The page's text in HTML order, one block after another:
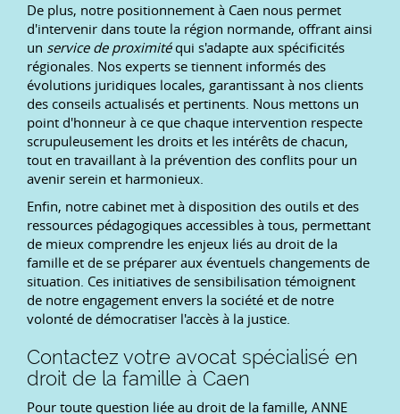
De plus, notre positionnement à Caen nous permet
d'intervenir dans toute la région normande, offrant ainsi
un service de proximitéqui s'adapte aux spécificités
régionales. Nos experts se tiennent informés des
évolutions juridiques locales, garantissant à nos clients
des conseils actualisés et pertinents. Nous mettons un
point d'honneur à ce que chaque intervention respecte
scrupuleusement les droits et les intérêts de chacun,
tout en travaillant à la prévention des conflits pour un
avenir serein et harmonieux.
Enfin, notre cabinet met à disposition des outils et des
ressources pédagogiques accessibles à tous, permettant
de mieux comprendre les enjeux liés au droit de la
famille et de se préparer aux éventuels changements de
situation. Ces initiatives de sensibilisation témoignent
de notre engagement envers la société et de notre
volonté de démocratiser l'accès à la justice.
Contactez votre avocat spécialisé en
droit de la famille à Caen
Pour toute question liée au droit de la famille, ANNE